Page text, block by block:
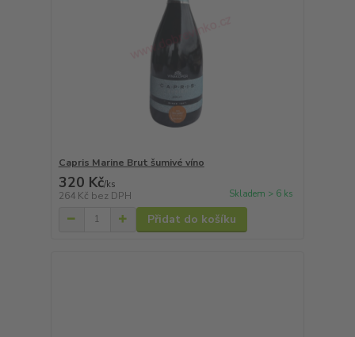
Capris Marine Brut šumivé víno
320 Kč/ks
264 Kč bez DPH Skladem > 6 ks
Přidat do košíku